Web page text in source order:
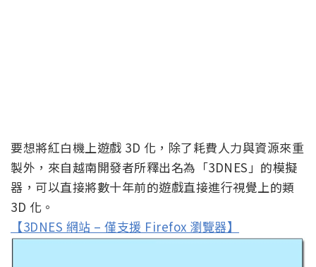
要想將紅白機上遊戲 3D 化，除了耗費人力與資源來重
製外，來自越南開發者所釋出名為「3DNES」的模擬
器，可以直接將數十年前的遊戲直接進行視覺上的類
3D 化。
【3DNES 網站 – 僅支援 Firefox 瀏覽器】